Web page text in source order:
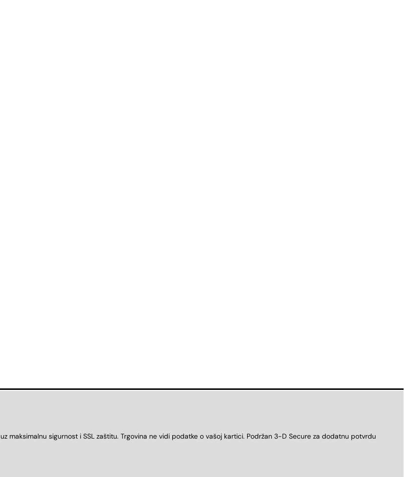
uz maksimalnu sigurnost i SSL zaštitu. Trgovina ne vidi podatke o vašoj kartici. Podržan 3-D Secure za dodatnu potvrdu